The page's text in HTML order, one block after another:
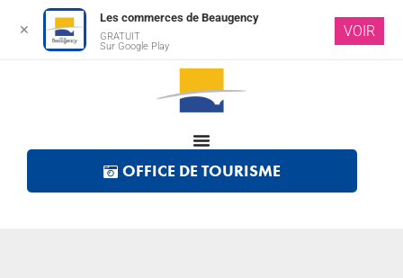
OFFICE DE TOURISME
✕
Les commerces de Beaugency
GRATUIT
Sur Google Play
VOIR